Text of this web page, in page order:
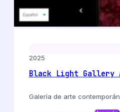
2025
Black Light Gallery
Galería de arte